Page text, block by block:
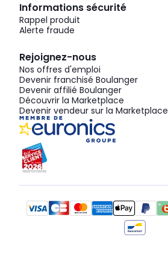
Informations sécurité
Rappel produit
Alerte fraude
Rejoignez-nous
Nos offres d'emploi
Devenir franchisé Boulanger
Devenir affilié Boulanger
Découvrir la Marketplace
Devenir vendeur sur la Marketplace